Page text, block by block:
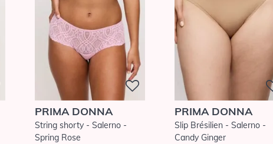
PRIMA DONNA
String shorty - Salerno -
Spring Rose
PRIMA DONNA
Slip Brésilien - Salerno -
Candy Ginger